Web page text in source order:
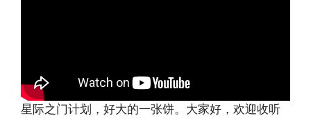
星际之门计划，好大的一张饼。大家好，欢迎收听